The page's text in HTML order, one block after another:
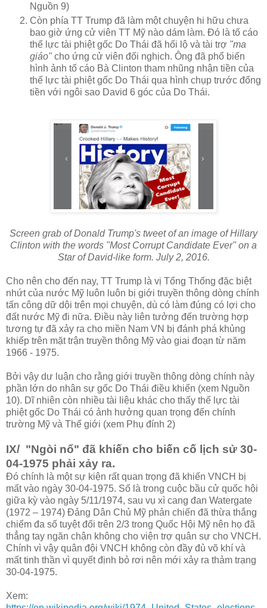
Nguồn 9)
Còn phía TT Trump đã làm một chuyện hi hữu chưa
bao giờ ứng cử viên TT Mỹ nào dám làm. Đó là tố cáo
thế lực tài phiệt gốc Do Thái đã hối lộ và tài trợ "ma
giáo" cho ứng cử viên đối nghịch. Ông đã phổ biến
hình ảnh tố cáo Bà Clinton tham nhũng nhận tiền của
thế lực tài phiệt gốc Do Thái qua hình chụp trước đống
tiền với ngôi sao David 6 góc của Do Thái.
Screen grab of Donald Trump's tweet of an image of Hillary
Clinton with the words "Most Corrupt Candidate Ever" on a
Star of David-like form. July 2, 2016.
Cho nên cho đến nay, TT Trump là vị Tổng Thống đặc biệt
nhứt của nước Mỹ luôn luôn bị giới truyền thông dòng chính
tấn công dữ dội trên mọi chuyện, dù có làm đúng có lợi cho
đất nước Mỹ đi nữa. Điều này liên tưởng đến trường hợp
tương tự đã xảy ra cho miền Nam VN bị đánh phá khủng
khiếp trên mặt trận truyền thông Mỹ vào giai đoạn từ năm
1966 - 1975.
Bởi vậy dư luận cho rằng giới truyền thông dòng chính này
phần lớn do nhân sự gốc Do Thái điều khiển (xem Nguồn
10). Dĩ nhiên còn nhiều tài liệu khác cho thấy thế lực tài
phiệt gốc Do Thái có ảnh hưởng quan trọng đến chính
trường Mỹ và Thế giới (xem Phụ đính 2)
IX/ "Ngòi nổ" đã khiến cho biến cố lịch sử 30-
04-1975 phải xảy ra.
Đó chính là một sự kiện rất quan trọng đã khiến VNCH bị
mất vào ngày 30-04-1975. Số là trong cuộc bầu cử quốc hội
giữa kỳ vào ngày 5/11/1974, sau vụ xì cang đan Watergate
(1972 – 1974) Đảng Dân Chủ Mỹ phản chiến đã thừa thắng
chiếm đa số tuyệt đối trên 2/3 trong Quốc Hội Mỹ nên họ đã
thẳng tay ngăn chận không cho viện trợ quân sự cho VNCH.
Chính vì vậy quân đội VNCH không còn đầy đủ võ khí và
mất tinh thần vì quyết định bỏ rơi nên mới xảy ra thảm trạng
30-04-1975.
Xem: